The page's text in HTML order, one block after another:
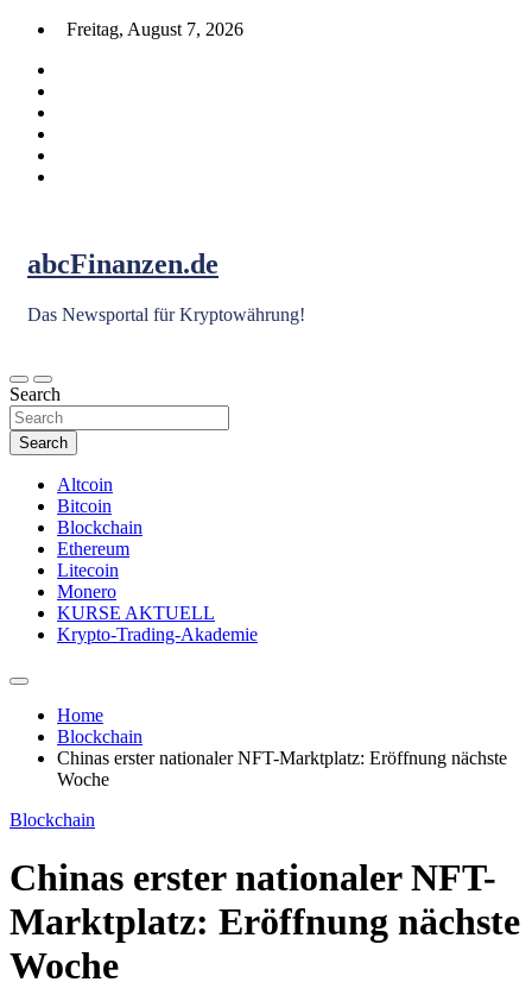
Skip
content
Freitag, August 7, 2026
abcFinanzen.de
Das Newsportal für Kryptowährung!
Search
Search
Altcoin
Bitcoin
Blockchain
Ethereum
Litecoin
Monero
KURSE AKTUELL
Krypto-Trading-Akademie
Home
Blockchain
Chinas erster nationaler NFT-Marktplatz: Eröffnung nächste
Woche
Blockchain
Chinas erster nationaler NFT-
Marktplatz: Eröffnung nächste
Woche